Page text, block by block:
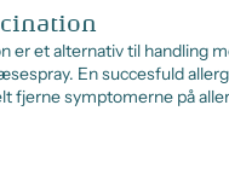
er et alternativ til handling
En succesfuld
fjerne symptomerne på